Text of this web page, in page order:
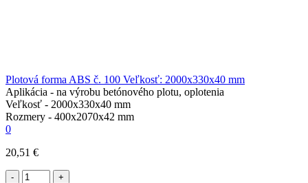
Plotová forma ABS č. 100 Veľkosť: 2000x330x40 mm
Aplikácia - na výrobu betónového plotu, oplotenia
Veľkosť - 2000х330х40 mm
Rozmery - 400х2070х42 mm
0
20,51 €
- +